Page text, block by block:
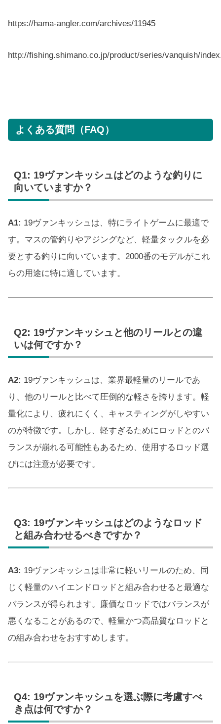
https://hama-angler.com/archives/11945
http://fishing.shimano.co.jp/product/series/vanquish/
よくある質問（FAQ）
Q1: 19ヴァンキッシュはどのような釣りに
向いていますか？
A1: 19ヴァンキッシュは、特にライトゲームに最適で
す。マスの管釣りやアジングなど、軽量タックルを必
要とする釣りに向いています。2000番のモデルがこれ
らの用途に特に適しています。
Q2: 19ヴァンキッシュと他のリールとの違
いは何ですか？
A2: 19ヴァンキッシュは、業界最軽量のリールであ
り、他のリールと比べて圧倒的な軽さを誇ります。軽
量化により、疲れにくく、キャスティングがしやすい
のが特徴です。しかし、軽すぎるためにロッドとのバ
ランスが崩れる可能性もあるため、使用するロッド選
びには注意が必要です。
Q3: 19ヴァンキッシュはどのようなロッド
と組み合わせるべきですか？
A3: 19ヴァンキッシュは非常に軽いリールのため、同
じく軽量のハイエンドロッドと組み合わせると最適な
バランスが得られます。廉価なロッドではバランスが
悪くなることがあるので、軽量かつ高品質なロッドと
の組み合わせをおすすめします。
Q4: 19ヴァンキッシュを選ぶ際に考慮すべ
き点は何ですか？